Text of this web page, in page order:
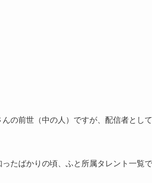
んの前世（中の人）ですが、配信者とし
たばかりの頃、ふと所属タレント一覧